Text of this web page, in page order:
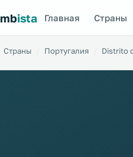
ista Главная Страны
Страны Португалия Distrito